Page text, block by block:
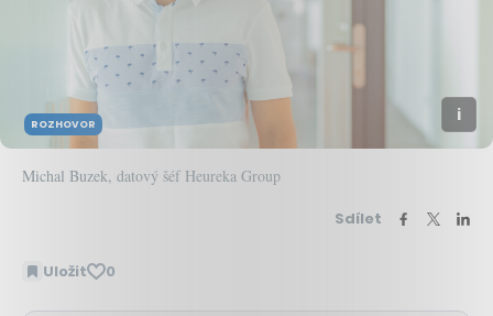
ROZHOVOR
Michal Buzek, datový šéf Heureka Group
Sdílet
Uložit 0